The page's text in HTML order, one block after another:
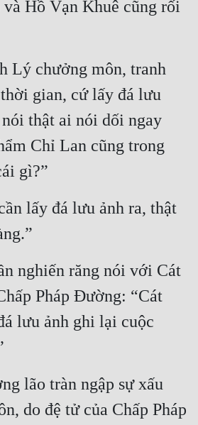
Hồ Vạn Khuê cũng rối
Lý chưởng môn, tranh
gian, cứ lấy đá lưu
thật ai nói dối ngay
Chỉ Lan cũng trong
gì?”
lấy đá lưu ảnh ra, thật
nghiến răng nói với Cát
Pháp Đường: “Cát
lưu ảnh ghi lại cuộc
lão tràn ngập sự xấu
do đệ tử của Chấp Pháp